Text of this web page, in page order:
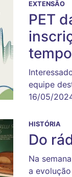
EXTENSÃO
PET
equipe
16/05/
HISTÓRIA
Do
Na
a